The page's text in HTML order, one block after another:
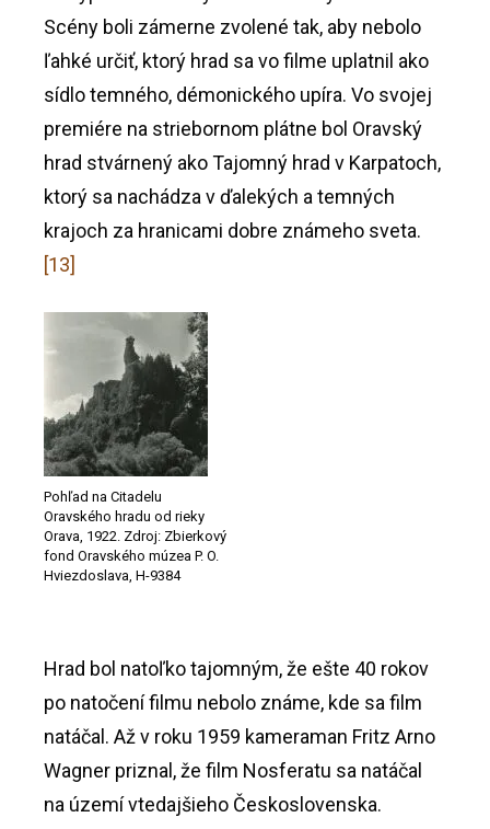
Scény boli zámerne zvolené tak, aby nebolo
ľahké určiť, ktorý hrad sa vo filme uplatnil ako
sídlo temného, démonického upíra. Vo svojej
premiére na striebornom plátne bol Oravský
hrad stvárnený ako Tajomný hrad v Karpatoch,
ktorý sa nachádza v ďalekých a temných
krajoch za hranicami dobre známeho sveta.
[13]
Pohľad na Citadelu
Oravského hradu od rieky
Orava, 1922. Zdroj: Zbierkový
fond Oravského múzea P. O.
Hviezdoslava, H-9384
Hrad bol natoľko tajomným, že ešte 40 rokov
po natočení filmu nebolo známe, kde sa film
natáčal. Až v roku 1959 kameraman Fritz Arno
Wagner priznal, že film Nosferatu sa natáčal
na území vtedajšieho Československa.